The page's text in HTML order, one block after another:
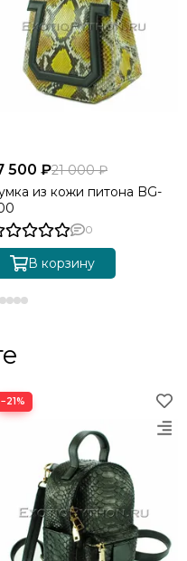
500 ₽21 000 ₽
из кожи питона BG-
0
В корзину
−21%